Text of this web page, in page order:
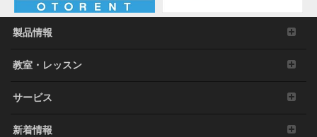
製品情報
教室・レッスン
サービス
新着情報